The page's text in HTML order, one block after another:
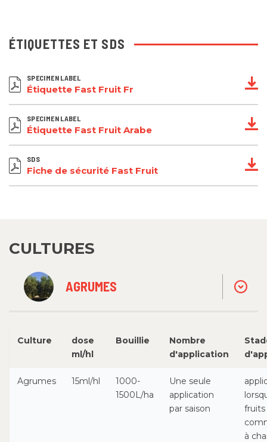
ÉTIQUETTES ET SDS
SPECIMEN LABEL
Étiquette Fast Fruit Fr
SPECIMEN LABEL
Étiquette Fast Fruit Arabe
SDS
Fiche de sécurité Fast Fruit
CULTURES
AGRUMES
Culture
dose
ml/hl
Bouillie
Nombre
d'application
Agrumes 15ml/hl
1000-
1500L/ha
Une seule
application
par saison
fruits
à